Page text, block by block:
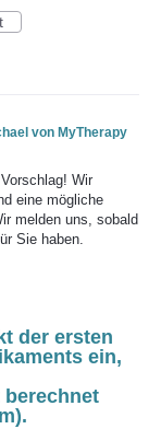
von MyTherapy
Wir
eine mögliche
melden uns, sobald
Sie haben.
der ersten
ein,
berechnet